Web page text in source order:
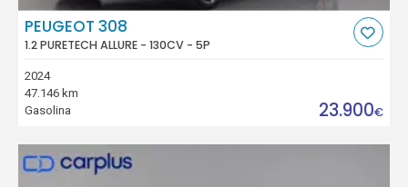
PEUGEOT 308
1.2 PURETECH ALLURE - 130CV - 5P
2024
47.146 km
Gasolina
23.900€